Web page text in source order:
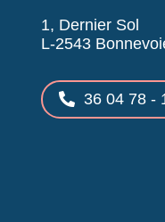
1, Dernier Sol
L-2543
36 04 78 -